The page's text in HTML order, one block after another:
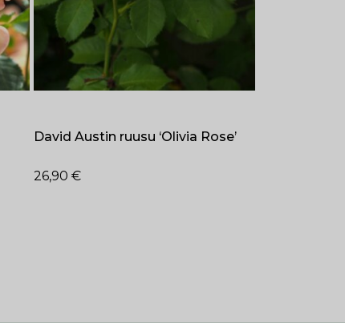
David Austin ruusu ‘Olivia Rose’
26,90 €